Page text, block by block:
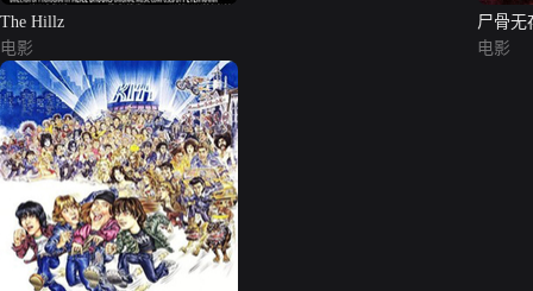
The Hillz
电影
尸骨无
电影